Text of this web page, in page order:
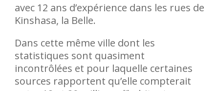
avec 12 ans d’expérience dans les rues de
Kinshasa, la Belle.
Dans cette même ville dont les
statistiques sont quasiment
incontrôlées et pour laquelle certaines
sources rapportent qu’elle compterait